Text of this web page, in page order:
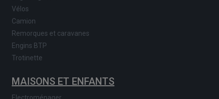
Vélos
Camion
Remorques et caravanes
Engins BTP
Trotinette
MAISONS ET ENFANTS